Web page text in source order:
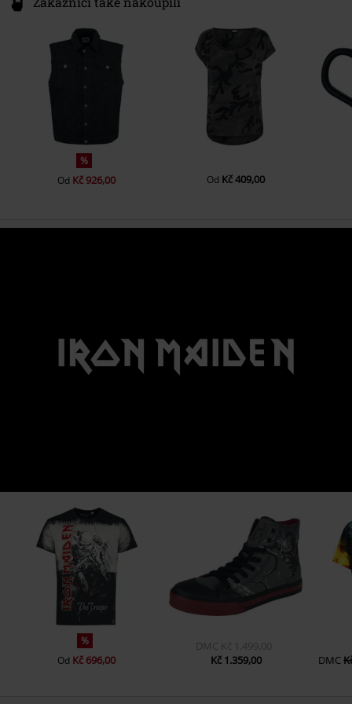
%
Od Kč 926,00 Od Kč 409,00
%
Od Kč 696,00
DMC Kč 1.499,00
Kč 1.359,00
DMC